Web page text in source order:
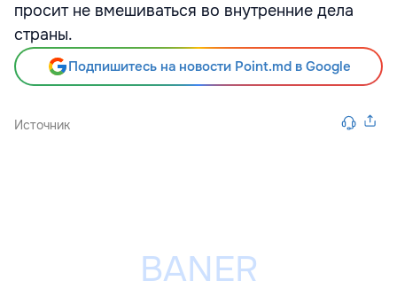
просит не вмешиваться во внутренние дела
страны.
Подпишитесь на новости Point.md в Google
Источник